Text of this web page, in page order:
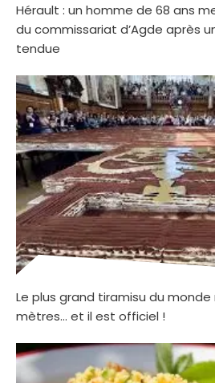
Hérault : un homme de 68 ans
du commissariat d’Agde après
tendue
Le plus grand tiramisu du
mètres… et il est officiel !